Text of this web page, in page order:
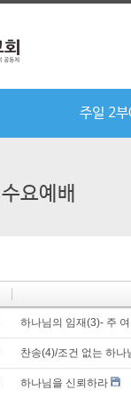
주일 2
수요예배
하나님의 임재(3)- 주
찬송(4)/조건 없는 하나
하나님을 신뢰하라